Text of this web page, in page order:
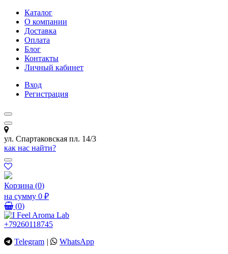
Каталог
О компании
Доставка
Оплата
Блог
Контакты
Личный кабинет
Вход
Регистрация
ул. Спартаковская пл. 14/3
как нас найти?
Корзина (0)
на сумму 0 ₽
(0)
+79260118745
Telegram |
WhatsApp